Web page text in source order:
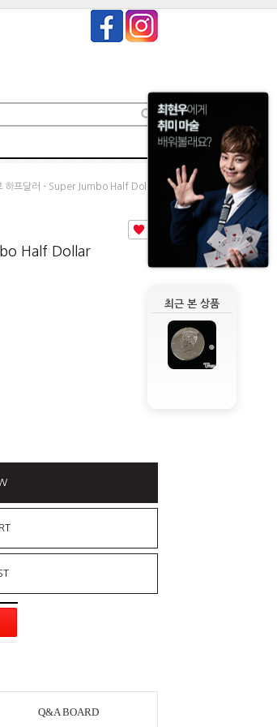
최근 본 상품
하프달러 - Super Jumbo Half Dollar
Half Dollar
Q&A BOARD